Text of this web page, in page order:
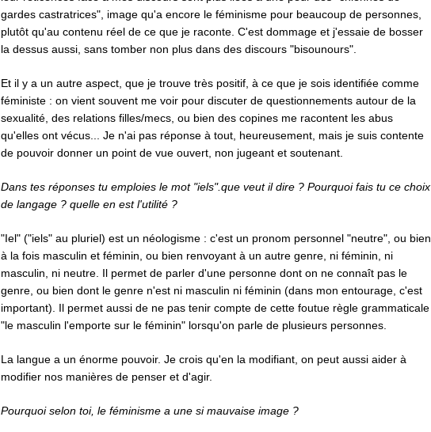
gardes castratrices", image qu'a encore le féminisme pour beaucoup de personnes,
plutôt qu'au contenu réel de ce que je raconte. C'est dommage et j'essaie de bosser
la dessus aussi, sans tomber non plus dans des discours "bisounours".
Et il y a un autre aspect, que je trouve très positif, à ce que je sois identifiée comme
féministe : on vient souvent me voir pour discuter de questionnements autour de la
sexualité, des relations filles/mecs, ou bien des copines me racontent les abus
qu'elles ont vécus... Je n'ai pas réponse à tout, heureusement, mais je suis contente
de pouvoir donner un point de vue ouvert, non jugeant et soutenant.
Dans tes réponses tu emploies le mot "iels".que veut il dire ? Pourquoi fais tu ce choix
de langage ? quelle en est l'utilité ?
"Iel" ("iels" au pluriel) est un néologisme : c'est un pronom personnel "neutre", ou bien
à la fois masculin et féminin, ou bien renvoyant à un autre genre, ni féminin, ni
masculin, ni neutre. Il permet de parler d'une personne dont on ne connaît pas le
genre, ou bien dont le genre n'est ni masculin ni féminin (dans mon entourage, c'est
important). Il permet aussi de ne pas tenir compte de cette foutue règle grammaticale
"le masculin l'emporte sur le féminin" lorsqu'on parle de plusieurs personnes.
La langue a un énorme pouvoir. Je crois qu'en la modifiant, on peut aussi aider à
modifier nos manières de penser et d'agir.
Pourquoi selon toi, le féminisme a une si mauvaise image ?